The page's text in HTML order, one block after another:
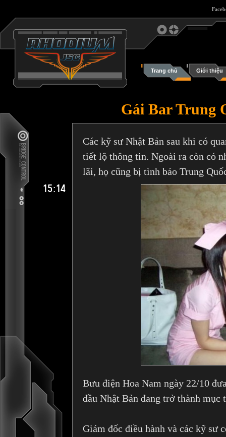
Trang chủ Giới thiệu
15:14
Gái Bar Trung
Các kỹ sư Nhật Bản sau khi có
tiết lộ thông tin. Ngoài ra còn có
lãi, họ cũng bị tình báo Trung
Bưu điện Hoa Nam ngày 22/10
đầu Nhật Bản đang trở thành mục
Giám đốc điều hành và các kỹ sư